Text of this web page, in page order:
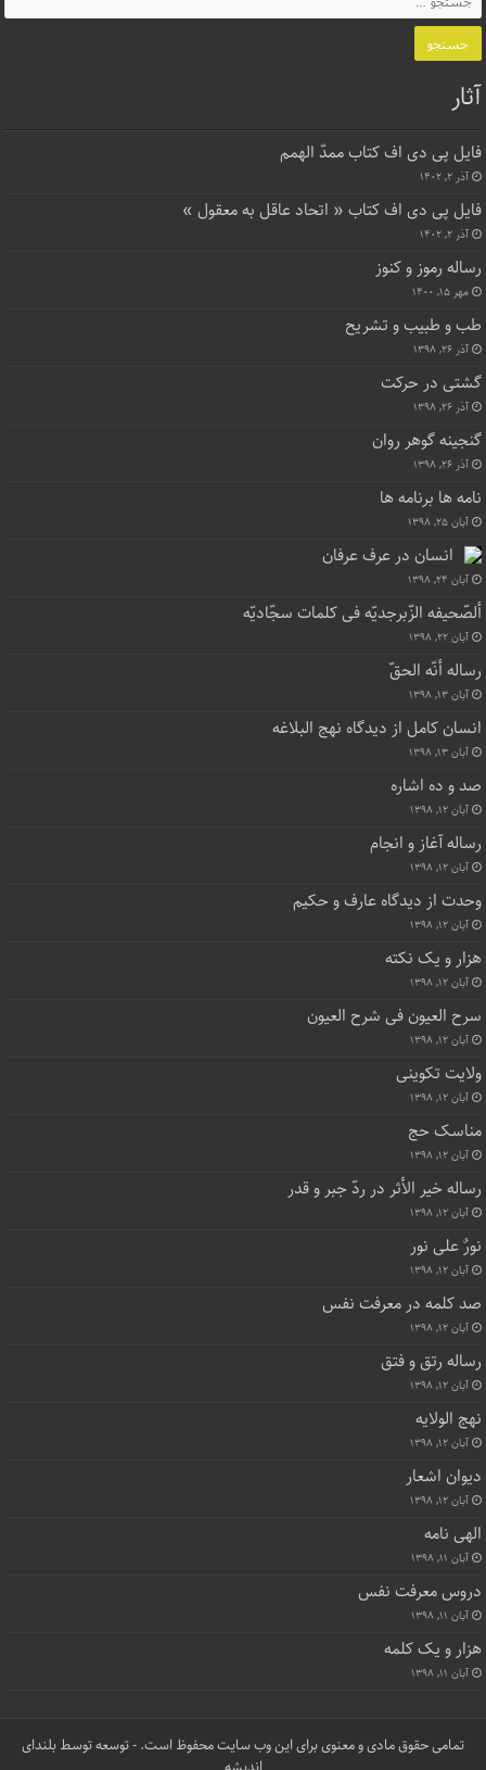
آثار
فایل پی دی اف کتاب ممدّ الهمم
آذر ۲, ۱۴۰۲
فایل پی دی اف کتاب « اتحاد عاقل به معقول »
آذر ۲, ۱۴۰۲
رساله رموز و کنوز
مهر ۱۵, ۱۴۰۰
طب و طبیب و تشریح
آذر ۲۶, ۱۳۹۸
گشتی در حرکت
آذر ۲۶, ۱۳۹۸
گنجینه گوهر روان
آذر ۲۶, ۱۳۹۸
نامه ها برنامه ها
آبان ۲۵, ۱۳۹۸
انسان در عرف عرفان
آبان ۲۴, ۱۳۹۸
ألصّحیفه الزّبرجدیّه فی کلمات سجّادیّه
آبان ۲۲, ۱۳۹۸
رساله أنّه الحقّ
آبان ۱۳, ۱۳۹۸
انسان کامل از دیدگاه نهج البلاغه
آبان ۱۳, ۱۳۹۸
صد و ده اشاره
آبان ۱۲, ۱۳۹۸
رساله آغاز و انجام
آبان ۱۲, ۱۳۹۸
وحدت از دیدگاه عارف و حکیم
آبان ۱۲, ۱۳۹۸
هزار و یک نکته
آبان ۱۲, ۱۳۹۸
سرح العیون فی شرح العیون
آبان ۱۲, ۱۳۹۸
ولایت تکوینی
آبان ۱۲, ۱۳۹۸
مناسک حج
آبان ۱۲, ۱۳۹۸
رساله خیر الأثر در ردّ جبر و قدر
آبان ۱۲, ۱۳۹۸
نورٌ علی نور
آبان ۱۲, ۱۳۹۸
صد کلمه در معرفت نفس
آبان ۱۲, ۱۳۹۸
رساله رتق و فتق
آبان ۱۲, ۱۳۹۸
نهج الولایه
آبان ۱۲, ۱۳۹۸
دیوان اشعار
آبان ۱۲, ۱۳۹۸
الهی نامه
آبان ۱۱, ۱۳۹۸
دروس معرفت نفس
آبان ۱۱, ۱۳۹۸
هزار و یک کلمه
آبان ۱۱, ۱۳۹۸
تمامی حقوق مادی و معنوی برای این وب سایت محفوظ است. - توسعه توسطبلندای